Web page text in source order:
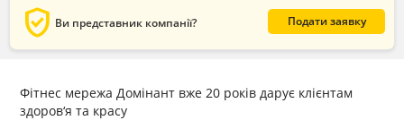
verified_user Ви представник компанії? Подати заявку
Фітнес мережа Домінант вже 20 років дарує клієнтам
здоров‘я та красу